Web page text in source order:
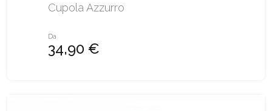
Cupola Azzurro
Da
34,90 €